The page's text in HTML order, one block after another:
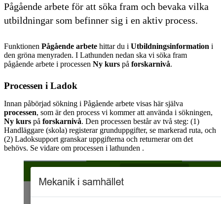
Pågående arbete för att söka fram och bevaka vilka
utbildningar som befinner sig i en aktiv process.
Funktionen Pågående arbete hittar du i Utbildningsinformation i
den gröna menyraden. I Lathunden nedan ska vi söka fram
pågående arbete i processen Ny kurs på forskarnivå.
Processen i Ladok
Innan påbörjad sökning i Pågående arbete visas här själva
processen, som är den process vi kommer att använda i sökningen,
Ny kurs på forskarnivå. Den processen består av två steg: (1)
Handläggare (skola) registerar grunduppgifter, se markerad ruta, och
(2) Ladoksupport granskar uppgifterna och returnerar om det
behövs. Se vidare om processen i lathunden .